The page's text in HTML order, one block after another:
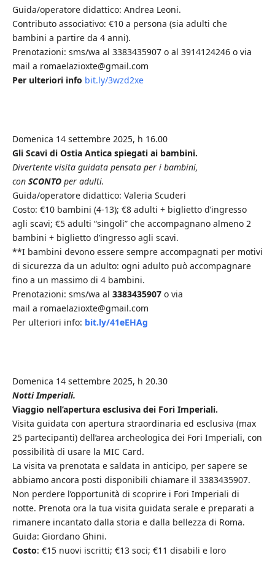
Guida/operatore didattico: Andrea Leoni.
Contributo associativo: €10 a persona (sia adulti che
bambini a partire da 4 anni).
Prenotazioni: sms/wa al 3383435907 o al 3914124246 o via
mail a romaelazioxte@gmail.com
Per ulteriori info bit.ly/3wzd2xe
Domenica 14 settembre 2025, h 16.00
Gli Scavi di Ostia Antica spiegati ai bambini.
Divertente visita guidata pensata per i bambini,
con SCONTO per adulti.
Guida/operatore didattico: Valeria Scuderi
Costo: €10 bambini (4-13); €8 adulti + biglietto d’ingresso
agli scavi; €5 adulti “singoli” che accompagnano almeno 2
bambini + biglietto d’ingresso agli scavi.
**I bambini devono essere sempre accompagnati per motivi
di sicurezza da un adulto: ogni adulto può accompagnare
fino a un massimo di 4 bambini.
Prenotazioni: sms/wa al 3383435907 o via
mail a romaelazioxte@gmail.com
Per ulteriori info: bit.ly/41eEHAg
Domenica 14 settembre 2025, h 20.30
Notti Imperiali.
Viaggio nell’apertura esclusiva dei Fori Imperiali.
Visita guidata con apertura straordinaria ed esclusiva (max
25 partecipanti) dell’area archeologica dei Fori Imperiali, con
possibilità di usare la MIC Card.
La visita va prenotata e saldata in anticipo, per sapere se
abbiamo ancora posti disponibili chiamare il 3383435907.
Non perdere l’opportunità di scoprire i Fori Imperiali di
notte. Prenota ora la tua visita guidata serale e preparati a
rimanere incantato dalla storia e dalla bellezza di Roma.
Guida: Giordano Ghini.
Costo: €15 nuovi iscritti; €13 soci; €11 disabili e loro